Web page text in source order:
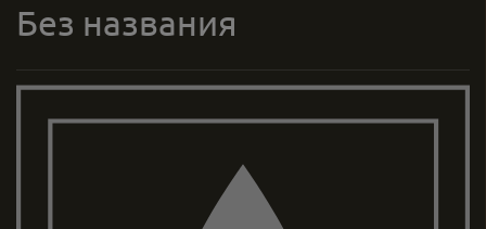
Без названия